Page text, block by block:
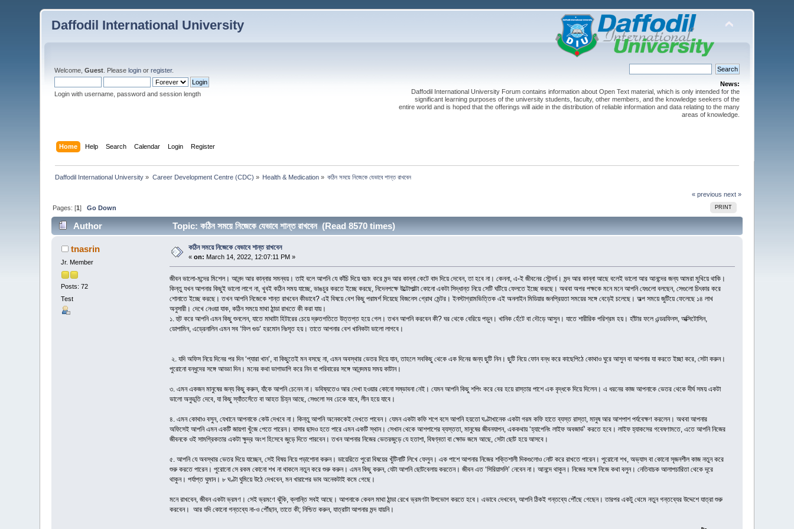
Daffodil International University
Welcome,Guest . Pleaselogin orregister.
Login with username, password and session length
News:
Daffodil International University Forum contains information about Open Text material, which is only intended for the
significant learning purposes of the university students, faculty, other members, and the knowledge seekers of the
entire world and is hoped that the offerings will aide in the distribution of reliable information and data relating to the many
areas of knowledge.
Home Help Search Calendar Login Register
Daffodil International University » Career Development Centre (CDC) » Health & Medication » কঠিন সময়ে নিজেকে যেভাবে শান্ত রাখবেন
« previous next »
PRINT
Pages: [1]Go Down
Author Topic: কঠিন সময়ে নিজেকে যেভাবে শান্ত রাখবেন (Read 8570 times)
tnasrin
Jr. Member
Posts: 72
Test
কঠিন সময়ে নিজেকে যেভাবে শান্ত রাখবেন
«on: March 14, 2022, 12:07:11 PM »
জীবন ভালো-মন্দের মিশেল। আনন্দ আর কান্নার সমন্বয়। তাই বলে আপনি যে কাঁচি দিয়ে ঘচাং করে মন্দ আর কান্না কেটে বাদ দিয়ে দেবেন, তা হবে না। কেননা, এ-ই জীবনের সৌন্দর্য। মন্দ আর কান্না আছে বলেই ভালো আর আনন্দের জন্য আমরা মুখিয়ে থাকি।
কিন্তু যখন আপনার কিছুই ভালো লাগে না, খুবই কঠিন সময় যাচ্ছে, ভাঙচুর করতে ইচ্ছে করছে, নিদেনপক্ষে উল্টোপাল্টা কোনো একটা সিদ্ধান্ত নিয়ে সেটি ঘটিয়ে ফেলতে ইচ্ছে করছে। অথবা অপর পক্ষকে মনে মনে আপনি যেগুলো বলছেন, সেগুলো চিৎকার করে
শোনাতে ইচ্ছে করছে। তখন আপনি নিজেকে শান্ত রাখবেন কীভাবে? এই বিষয়ে বেশ কিছু পরামর্শ দিয়েছে বিজনেস গ্রোথ মেন্টর। ইনস্টাগ্রামভিত্তিক এই অনলাইন মিডিয়ার জনপ্রিয়তা সময়ের সঙ্গে বেড়েই চলেছে। অল্প সময়ে জুটিয়ে ফেলেছে ১৪ লাখ
অনুসারী। দেখে নেওয়া যাক, কঠিন সময়ে মাথা ঠান্ডা রাখতে কী করা যায়।
১. হুট করে আপনি এমন কিছু শুনলেন, যাতে মাথাটা হিটারের চেয়ে দ্রুতগতিতে উত্তপ্ত হয়ে গেল। তখন আপনি করবেন কী? ঘর থেকে বেরিয়ে পড়ুন। খানিক হেঁটে বা দৌড়ে আসুন। যাতে শারীরিক পরিশ্রম হয়। হাঁটার ফলে এন্ডরফিনস, অক্সিটোসিন,
ডোপামিন, এড্রেনালিন এমন সব ‘ফিল গুড’ হরমোন নিঃসৃত হয়। তাতে আপনার বেশ খানিকটা ভালো লাগবে।
২. যদি অফিস নিয়ে দিনের পর দিন ‘প্যারা খান’, বা কিছুতেই মন বসছে না, এমন অবস্থার ভেতর দিয়ে যান, তাহলে সবকিছু থেকে এক দিনের জন্য ছুটি নিন। ছুটি নিয়ে ফোন বন্ধ করে কাছেপিঠে কোথাও ঘুরে আসুন বা আপনার যা করতে ইচ্ছা করে, সেটা করুন।
পুরোনো বন্ধুদের সঙ্গে আড্ডা দিন। মনের কথা ভাগাভাগি করে নিন বা পরিবারের সঙ্গে আনন্দময় সময় কাটান।
৩. এমন একজন মানুষের জন্য কিছু করুন, যাঁকে আপনি চেনেন না। ভবিষ্যতেও আর দেখা হওয়ার কোনো সম্ভাবনা নেই। যেমন আপনি কিছু শপিং করে বের হয়ে রাস্তার পাশে এক বৃদ্ধকে দিয়ে দিলেন। এ ধরনের কাজ আপনাকে ভেতর থেকে দীর্ঘ সময় একটা
ভালো অনুভূতি দেবে, যা কিছু স্যাঁতসেঁতে বা আহত চিহ্ন আছে, সেগুলো সব ঢেকে যাবে, লীন হয়ে যাবে।
৪. এমন কোথাও বসুন, যেখানে আপনাকে কেউ দেখবে না। কিন্তু আপনি অনেককেই দেখতে পাবেন। যেমন একটা কফি শপে বসে আপনি হয়তো ঘণ্টাখানেক একটা গরম কফি হাতে ব্যস্ত রাস্তা, মানুষ আর আশপাশ পর্যবেক্ষণ করলেন। অথবা আপনার
অফিসেই আপনি এমন একটি জায়গা খুঁজে পেতে পারেন। বাসার ছাদও হতে পারে এমন একটি স্থান। সেখান থেকে আশপাশের ব্যস্ততা, মানুষের জীবনযাপন, এককথায় ‘হ্যাপেনিং লাইফ অবজার্ভ’ করতে হবে। লাইফ হ্যাকসের গবেষণামতে, এতে আপনি নিজের
জীবনকে ওই সামগ্রিকতার একটা ক্ষুদ্র অংশ হিসেবে জুড়ে দিতে পারবেন। তখন আপনার নিজের ভেতরজুড়ে যে হতাশা, বিষণ্নতা বা ক্ষোভ জমে আছে, সেটা ছোট হয়ে আসবে।
৫. আপনি যে অবস্থার ভেতর দিয়ে যাচ্ছেন, সেই বিষয় নিয়ে পড়াশোনা করুন। ডায়েরিতে পুরো বিষয়ের খুঁটিনাটি লিখে ফেলুন। এক পাশে আপনার নিজের শক্তিশালী দিকগুলোও নোট করে রাখতে পারেন। পুরোনো শখ, অভ্যাস বা কোনো সৃজনশীল কাজ নতুন করে
শুরু করতে পারেন। পুরোনো সে রকম কোনো শখ না থাকলে নতুন করে শুরু করুন। এমন কিছু করুন, যেটা আপনি ছোটবেলায় করতেন। জীবন এত ‘সিরিয়াসলি’ নেবেন না। আনন্দে থাকুন। নিজের সঙ্গে নিজে কথা বলুন। নেতিবাচক আলাপচারিতা থেকে দূরে
থাকুন। পর্যাপ্ত ঘুমান। ৮ ঘণ্টা ঘুমিয়ে উঠে দেখবেন, মন খারাপের ভাব অনেকটাই কমে গেছে।
মনে রাখবেন, জীবন একটা ভ্রমণ। সেই ভ্রমণে ঝুঁকি, ক্লান্তি সবই আছে। আপনাকে কেবল মাথা ঠান্ডা রেখে ভ্রমণটা উপভোগ করতে হবে। এভাবে দেখবেন, আপনি ঠিকই গন্তব্যে পৌঁছে গেছেন। তারপর একটু থেমে নতুন গন্তব্যের উদ্দেশে যাত্রা শুরু
করবেন। আর যদি কোনো গন্তব্যে না-ও পৌঁছান, তাতে কী; নিশ্চিত করুন, যাত্রাটা আপনার মন্দ যায়নি।